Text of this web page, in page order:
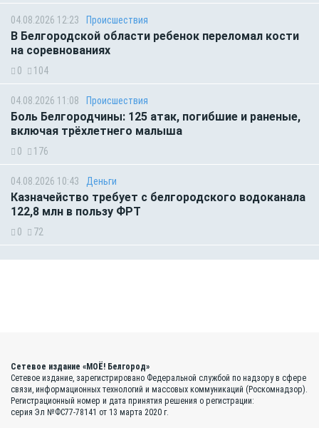
04.08.2026 12:23 Происшествия
В Белгородской области ребенок переломал кости
на соревнованиях
0 104
04.08.2026 11:08 Происшествия
Боль Белгородчины: 125 атак, погибшие и раненые,
включая трёхлетнего малыша
0 176
04.08.2026 10:43 Деньги
Казначейство требует с белгородского водоканала
122,8 млн в пользу ФРТ
0 72
Сетевое издание «МОЁ! Белгород»
Сетевое издание, зарегистрировано Федеральной службой по надзору в сфере
связи, информационных технологий и массовых коммуникаций (Роскомнадзор).
Регистрационный номер и дата принятия решения о регистрации:
серия Эл №ФС77-78141 от 13 марта 2020 г.